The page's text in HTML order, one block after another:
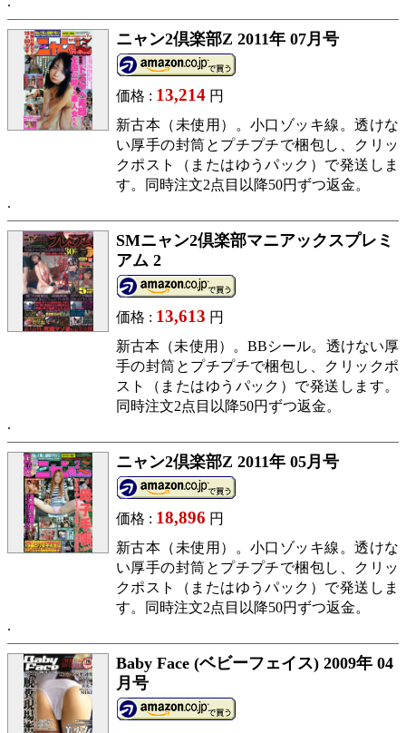
ニャン2倶楽部Z 2011年 07月号
価格 : 13,214 円
新古本（未使用）。小口ゾッキ線。透けな
い厚手の封筒とプチプチで梱包し、クリッ
クポスト（またはゆうパック）で発送しま
す。同時注文2点目以降50円ずつ返金。
SMニャン2倶楽部マニアックスプレミ
アム 2
価格 : 13,613 円
新古本（未使用）。BBシール。透けない厚
手の封筒とプチプチで梱包し、クリックポ
スト（またはゆうパック）で発送します。
同時注文2点目以降50円ずつ返金。
ニャン2倶楽部Z 2011年 05月号
価格 : 18,896 円
新古本（未使用）。小口ゾッキ線。透けな
い厚手の封筒とプチプチで梱包し、クリッ
クポスト（またはゆうパック）で発送しま
す。同時注文2点目以降50円ずつ返金。
Baby Face (ベビーフェイス) 2009年 04
月号